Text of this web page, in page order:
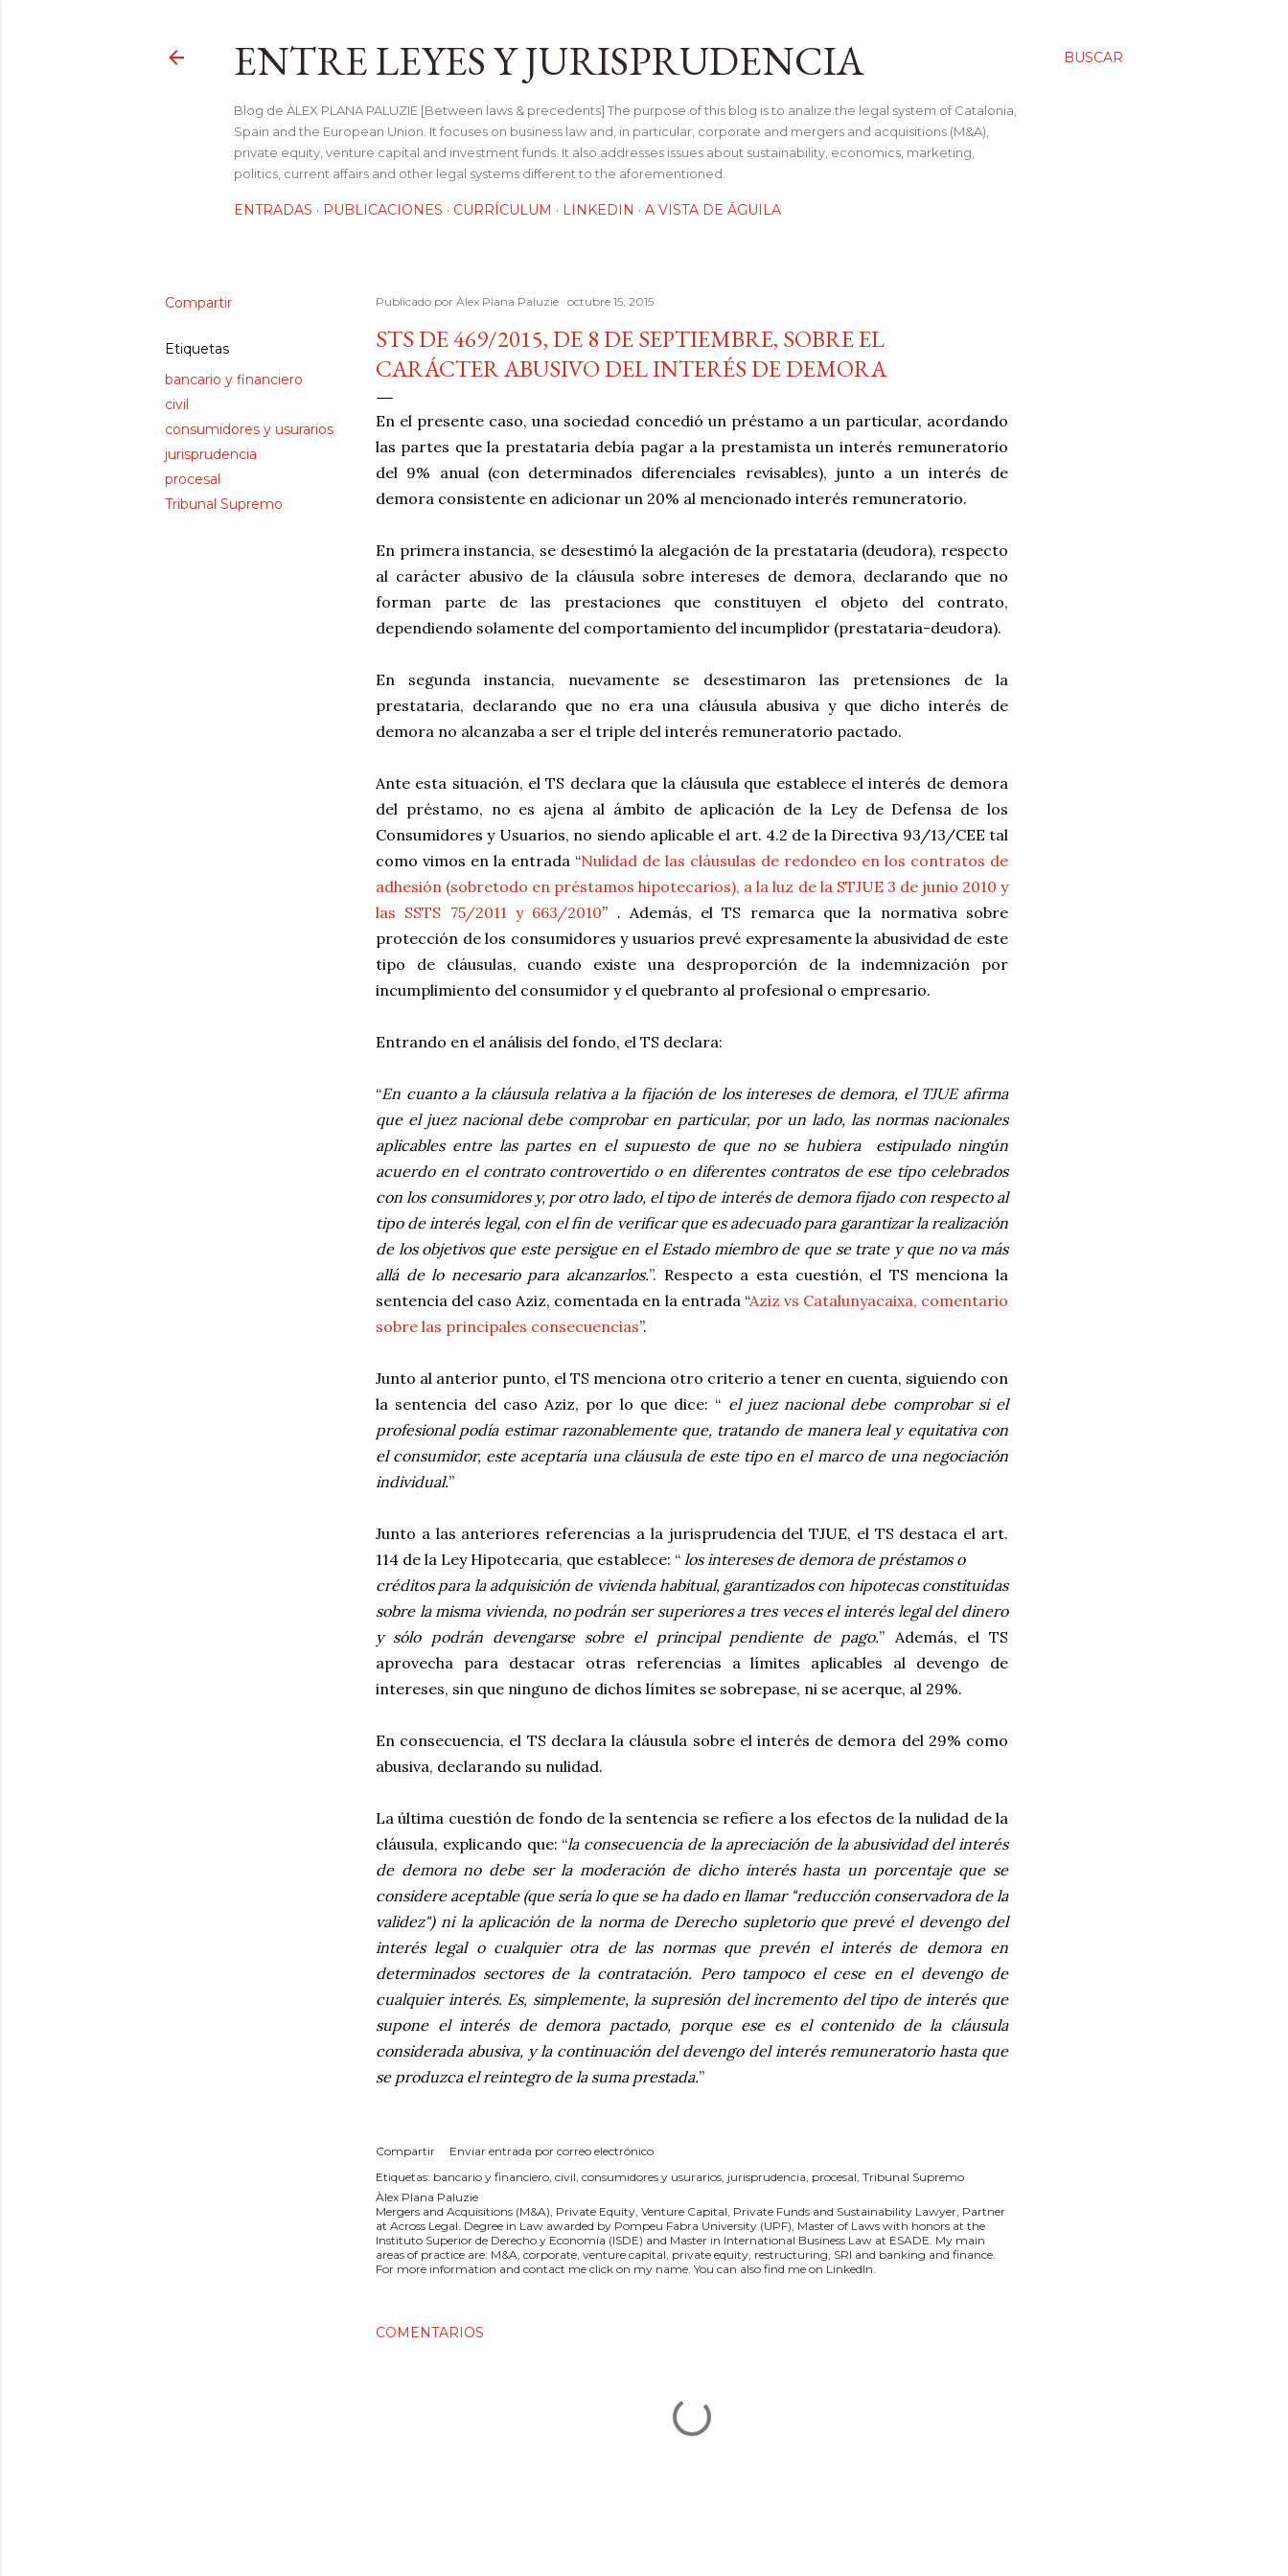
BUSCAR
ENTRE LEYES Y JURISPRUDENCIA
Blog de ÀLEX PLANA PALUZIE [Between laws & precedents] The purpose of this blog is to analize the legal system of Catalonia,
Spain and the European Union. It focuses on business law and, in particular, corporate and mergers and acquisitions (M&A),
private equity, venture capital and investment funds. It also addresses issues about sustainability, economics, marketing,
politics, current affairs and other legal systems different to the aforementioned.
ENTRADAS PUBLICACIONES CURRÍCULUM LINKEDIN A VISTA DE ÁGUILA
Compartir
Etiquetas
bancario y financiero
civil
consumidores y usurarios
jurisprudencia
procesal
Tribunal Supremo
Publicado por Àlex Plana Paluzie octubre 15, 2015
STS DE 469/2015, DE 8 DE SEPTIEMBRE, SOBRE EL
CARÁCTER ABUSIVO DEL INTERÉS DE DEMORA
En el presente caso, una sociedad concedió un préstamo a un particular, acordando
las partes que la prestataria debía pagar a la prestamista un interés remuneratorio
del 9% anual (con determinados diferenciales revisables), junto a un interés de
demora consistente en adicionar un 20% al mencionado interés remuneratorio.
En primera instancia, se desestimó la alegación de la prestataria (deudora), respecto
al carácter abusivo de la cláusula sobre intereses de demora, declarando que no
forman parte de las prestaciones que constituyen el objeto del contrato,
dependiendo solamente del comportamiento del incumplidor (prestataria-deudora).
En segunda instancia, nuevamente se desestimaron las pretensiones de la
prestataria, declarando que no era una cláusula abusiva y que dicho interés de
demora no alcanzaba a ser el triple del interés remuneratorio pactado.
Ante esta situación, el TS declara que la cláusula que establece el interés de demora
del préstamo, no es ajena al ámbito de aplicación de la Ley de Defensa de los
Consumidores y Usuarios, no siendo aplicable el art. 4.2 de la Directiva 93/13/CEE tal
como vimos en la entrada “Nulidad de las cláusulas de redondeo en los contratos de
adhesión (sobretodo en préstamos hipotecarios), a la luz de la STJUE 3 de junio 2010 y
las SSTS 75/2011 y 663/2010” . Además, el TS remarca que la normativa sobre
protección de los consumidores y usuarios prevé expresamente la abusividad de este
tipo de cláusulas, cuando existe una desproporción de la indemnización por
incumplimiento del consumidor y el quebranto al profesional o empresario.
Entrando en el análisis del fondo, el TS declara:
“En cuanto a la cláusula relativa a la fijación de los intereses de demora, el TJUE afirma
que el juez nacional debe comprobar en particular, por un lado, las normas nacionales
aplicables entre las partes en el supuesto de que no se hubiera
estipulado ningún
acuerdo en el contrato controvertido o en diferentes contratos de ese tipo celebrados
con los consumidores y, por otro lado, el tipo de interés de demora fijado con respecto al
tipo de interés legal, con el fin de verificar que es adecuado para garantizar la realización
de los objetivos que este persigue en el Estado miembro de que se trate y que no va más
allá de lo necesario para alcanzarlos.”. Respecto a esta cuestión, el TS menciona la
sentencia del caso Aziz, comentada en la entrada “Aziz vs Catalunyacaixa, comentario
sobre las principales consecuencias”.
Junto al anterior punto, el TS menciona otro criterio a tener en cuenta, siguiendo con
la sentencia del caso Aziz, por lo que dice: “ el juez nacional debe comprobar si el
profesional podía estimar razonablemente que, tratando de manera leal y equitativa con
el consumidor, este aceptaría una cláusula de este tipo en el marco de una negociación
individual.”
Junto a las anteriores referencias a la jurisprudencia del TJUE, el TS destaca el art.
114 de la Ley Hipotecaria, que establece: “ los intereses de demora de préstamos o
créditos para la adquisición de vivienda habitual, garantizados con hipotecas constituidas
sobre la misma vivienda, no podrán ser superiores a tres veces el interés legal del dinero
y sólo podrán devengarse sobre el principal pendiente de pago.” Además, el TS
aprovecha para destacar otras referencias a límites aplicables al devengo de
intereses, sin que ninguno de dichos límites se sobrepase, ni se acerque, al 29%.
En consecuencia, el TS declara la cláusula sobre el interés de demora del 29% como
abusiva, declarando su nulidad.
La última cuestión de fondo de la sentencia se refiere a los efectos de la nulidad de la
cláusula, explicando que: “la consecuencia de la apreciación de la abusividad del interés
de demora no debe ser la moderación de dicho interés hasta un porcentaje que se
considere aceptable (que sería lo que se ha dado en llamar "reducción conservadora de la
validez") ni la aplicación de la norma de Derecho supletorio que prevé el devengo del
interés legal o cualquier otra de las normas que prevén el interés de demora en
determinados sectores de la contratación. Pero tampoco el cese en el devengo de
cualquier interés. Es, simplemente, la supresión del incremento del tipo de interés que
supone el interés de demora pactado, porque ese es el contenido de la cláusula
considerada abusiva, y la continuación del devengo del interés remuneratorio hasta que
se produzca el reintegro de la suma prestada.”
Compartir
Enviar entrada por correo electrónico
Etiquetas: bancario y financiero civil consumidores y usurarios jurisprudencia procesal Tribunal Supremo
Àlex Plana Paluzie
Mergers and Acquisitions (M&A), Private Equity, Venture Capital, Private Funds and Sustainability Lawyer, Partner
at Across Legal. Degree in Law awarded by Pompeu Fabra University (UPF), Master of Laws with honors at the
Instituto Superior de Derecho y Economía (ISDE) and Master in International Business Law at ESADE. My main
areas of practice are: M&A, corporate, venture capital, private equity, restructuring, SRI and banking and finance.
For more information and contact me click on my name. You can also find me on LinkedIn.
COMENTARIOS